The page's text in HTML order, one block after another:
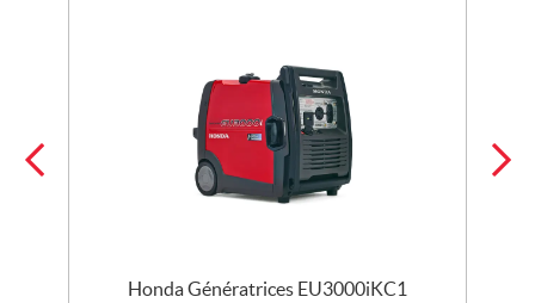
Honda Génératrices EU3000iKC1